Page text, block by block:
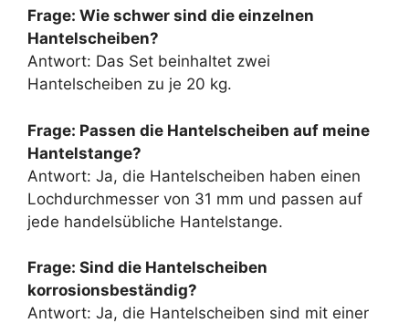
Frage: Wie schwer sind die einzelnen
Hantelscheiben?
Antwort: Das Set beinhaltet zwei
Hantelscheiben zu je 20 kg.
Frage: Passen die Hantelscheiben auf meine
Hantelstange?
Antwort: Ja, die Hantelscheiben haben einen
Lochdurchmesser von 31 mm und passen auf
jede handelsübliche Hantelstange.
Frage: Sind die Hantelscheiben
korrosionsbeständig?
Antwort: Ja, die Hantelscheiben sind mit einer